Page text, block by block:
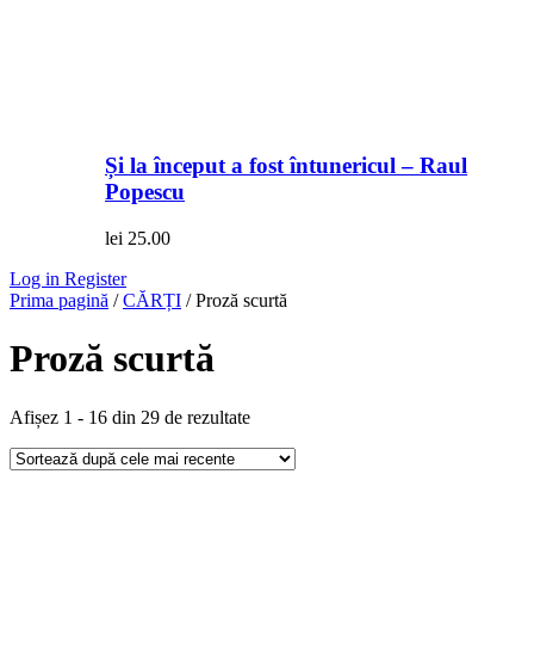
Și la început a fost întunericul – Raul
Popescu
lei 25.00
Log in Register
Prima pagină /CĂRȚI / Proză scurtă
Proză scurtă
Afișez 1 - 16 din 29 de rezultate